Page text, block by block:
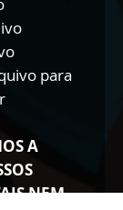
para
A
NEM